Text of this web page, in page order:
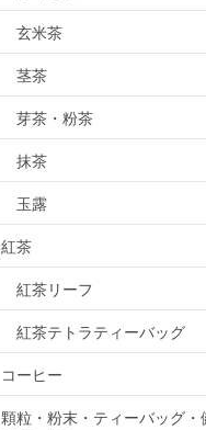
玄米茶
茎茶
芽茶・粉茶
抹茶
玉露
紅茶
紅茶リーフ
紅茶テトラティーバッグ
コーヒー
顆粒・粉末・ティーバッグ・